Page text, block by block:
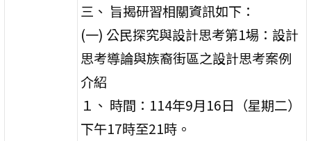
三、 旨揭研習相關資訊如下：
(一) 公民探究與設計思考第1場：設計
思考導論與族裔街區之設計思考案例
介紹
１、 時間：114年9月16日（星期二）
下午17時至21時。